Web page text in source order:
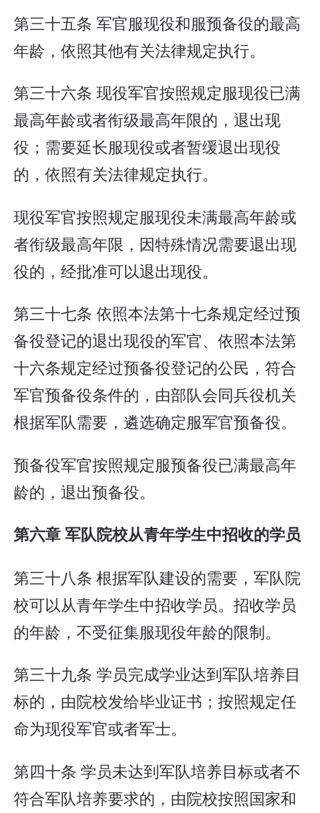
第三十五条 军官服现役和服预备役的最高
年龄，依照其他有关法律规定执行。
第三十六条 现役军官按照规定服现役已满
最高年龄或者衔级最高年限的，退出现
役；需要延长服现役或者暂缓退出现役
的，依照有关法律规定执行。
现役军官按照规定服现役未满最高年龄或
者衔级最高年限，因特殊情况需要退出现
役的，经批准可以退出现役。
第三十七条 依照本法第十七条规定经过预
备役登记的退出现役的军官、依照本法第
十六条规定经过预备役登记的公民，符合
军官预备役条件的，由部队会同兵役机关
根据军队需要，遴选确定服军官预备役。
预备役军官按照规定服预备役已满最高年
龄的，退出预备役。
第六章 军队院校从青年学生中招收的学员
第三十八条 根据军队建设的需要，军队院
校可以从青年学生中招收学员。招收学员
的年龄，不受征集服现役年龄的限制。
第三十九条 学员完成学业达到军队培养目
标的，由院校发给毕业证书；按照规定任
命为现役军官或者军士。
第四十条 学员未达到军队培养目标或者不
符合军队培养要求的，由院校按照国家和